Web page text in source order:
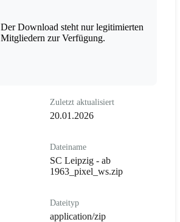
Der Download steht nur legitimierten
Mitgliedern zur Verfügung.
Zuletzt aktualisiert
20.01.2026
Dateiname
SC Leipzig - ab
1963_pixel_ws.zip
Dateityp
application/zip